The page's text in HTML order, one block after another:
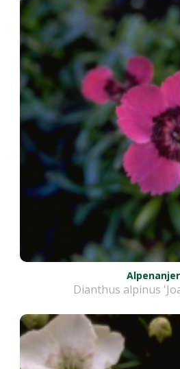
Alpenanjer
Dianthus alpinus